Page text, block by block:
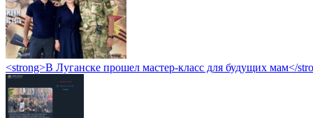
<strong>В Луганске прошел мастер-класс для будущих мам</